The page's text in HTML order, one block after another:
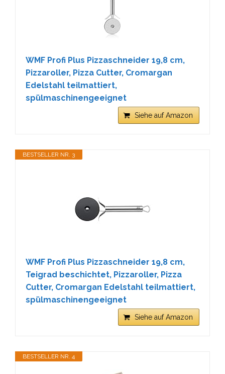
WMF Profi Plus Pizzaschneider 19,8 cm,
Pizzaroller, Pizza Cutter, Cromargan
Edelstahl teilmattiert,
spülmaschinengeeignet
Siehe auf Amazon
BESTSELLER NR. 3
WMF Profi Plus Pizzaschneider 19,8 cm,
Teigrad beschichtet, Pizzaroller, Pizza
Cutter, Cromargan Edelstahl teilmattiert,
spülmaschinengeeignet
Siehe auf Amazon
BESTSELLER NR. 4